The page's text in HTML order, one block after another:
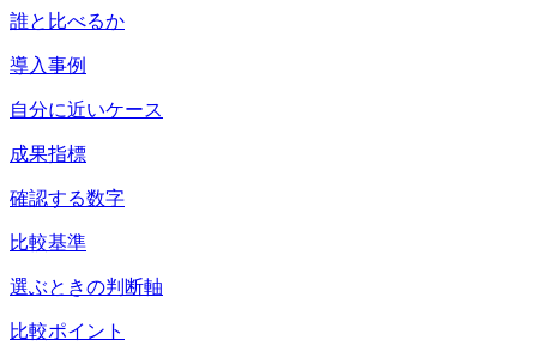
誰と比べるか
導入事例
自分に近いケース
成果指標
確認する数字
比較基準
選ぶときの判断軸
比較ポイント